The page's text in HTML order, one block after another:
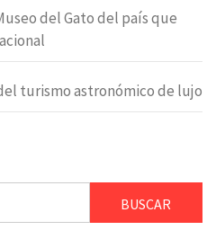
del Gato del país que
turismo astronómico de lujo